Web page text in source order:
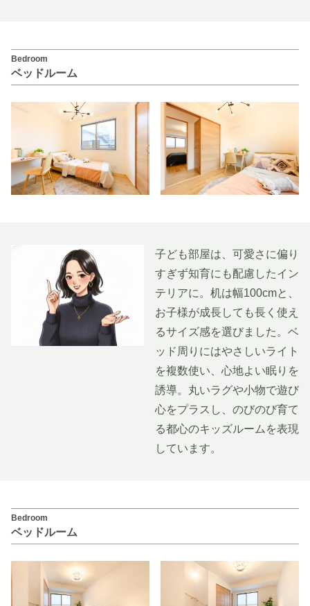
Bedroom
ベッドルーム
子ども部屋は、可愛さに偏り
すぎず知育にも配慮したイン
テリアに。机は幅100cmと、
お子様が成長しても長く使え
るサイズ感を選びました。ベ
ッド周りにはやさしいライト
を複数使い、心地よい眠りを
誘導。丸いラグや小物で遊び
心をプラスし、のびのび育て
る都心のキッズルームを表現
しています。
Bedroom
ベッドルーム